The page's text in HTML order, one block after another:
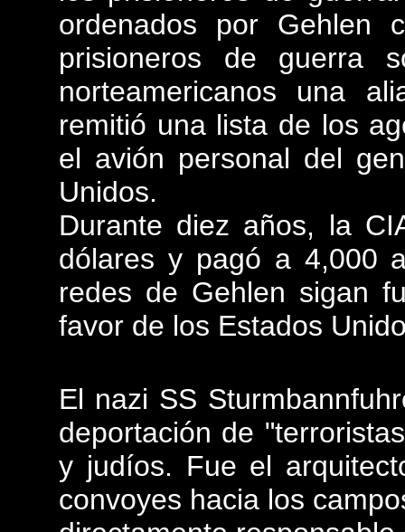
ordenados por Gehlen
prisioneros de guerra
norteamericanos una
remitió una lista de los
el avión personal del
Unidos.
Durante diez años, la
dólares y pagó a 4,000
redes de Gehlen sigan
favor de los Estados
El nazi SS
deportación de
y judíos. Fue el
convoyes hacia los